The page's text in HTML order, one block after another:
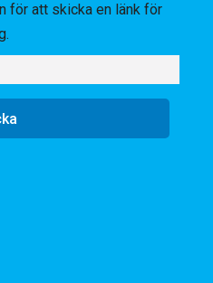
för att skicka en länk för